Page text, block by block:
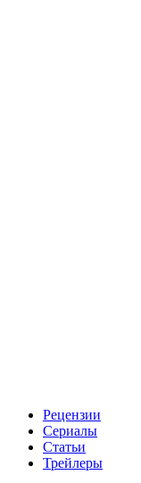
Рецензии
Сериалы
Статьи
Трейлеры